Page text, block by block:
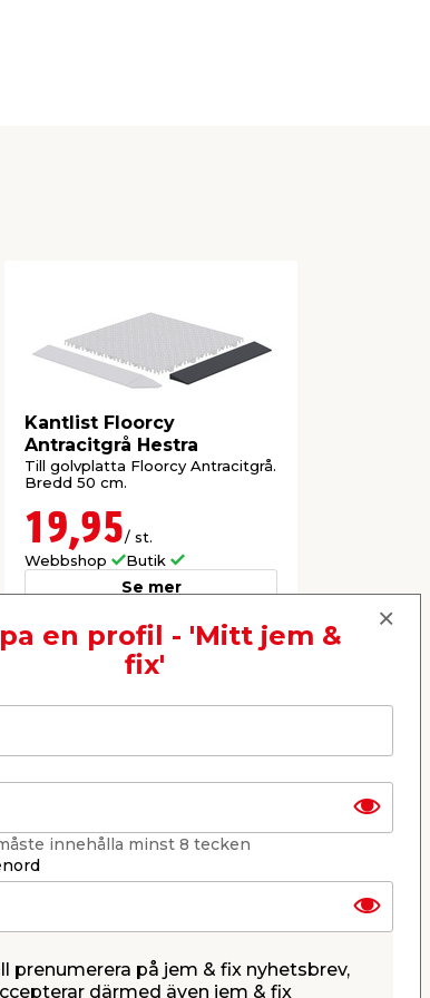
Kantlist Floorcy
Antracitgrå Hestra
Till golvplatta Floorcy Antracitgrå.
Bredd 50 cm.
19,95/ st.
Webbshop
Butik
Se mer
Golvplatta Woodlook
en profil - 'Mitt jem &
fix'
innehålla minst 8 tecken
prenumerera på jem & fix nyhetsbrev,
därmed även jem & fix